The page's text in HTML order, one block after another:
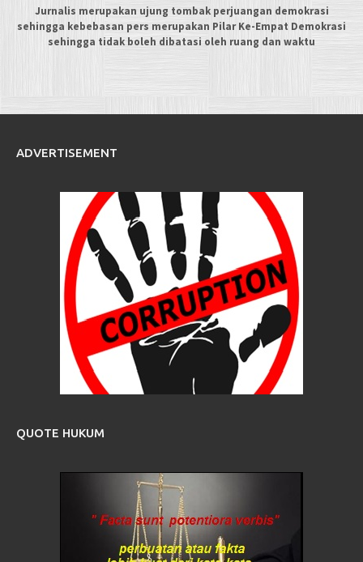
Jurnalis merupakan ujung tombak perjuangan demokrasi
sehingga kebebasan pers merupakan Pilar Ke-Empat Demokrasi
sehingga tidak boleh dibatasi oleh ruang dan waktu
ADVERTISEMENT
QUOTE HUKUM